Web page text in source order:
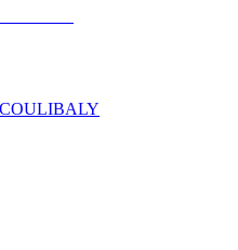
COULIBALY